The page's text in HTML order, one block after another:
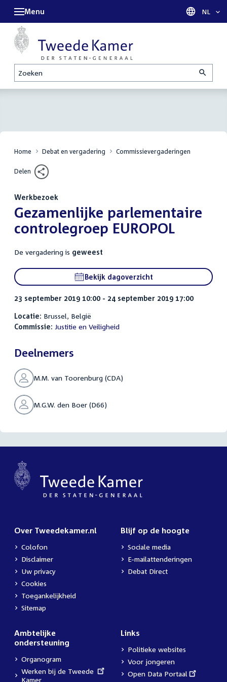
Zoeken
Menu Taal
NL
Home Debat en vergadering Commissievergaderingen
Delen
Werkbezoek
:Gezamenlijke parlementaire
controlegroep EUROPOL
De vergadering is geweest
Bekijk dagoverzicht
23 september 2019 10:00 - 24 september 2019 17:00
Locatie: Brussel, België
Commissie: Justitie en Veiligheid
Deelnemers
M.M. van Toorenburg (CDA)
M.G.W. den Boer (D66)
Over Tweedekamer.nl
Colofon
Disclaimer
Uw privacy
Cookies
Toegankelijkheid
Sitemap
Blijf op de hoogte
Sociale media
E-mailattenderingen
Debat Direct
Ambtelijke
ondersteuning
Organogram
External
link:
Werken bij de Tweede
Kamer
Links
Politieke websites
Voor jongeren
External
Open Data Portaal